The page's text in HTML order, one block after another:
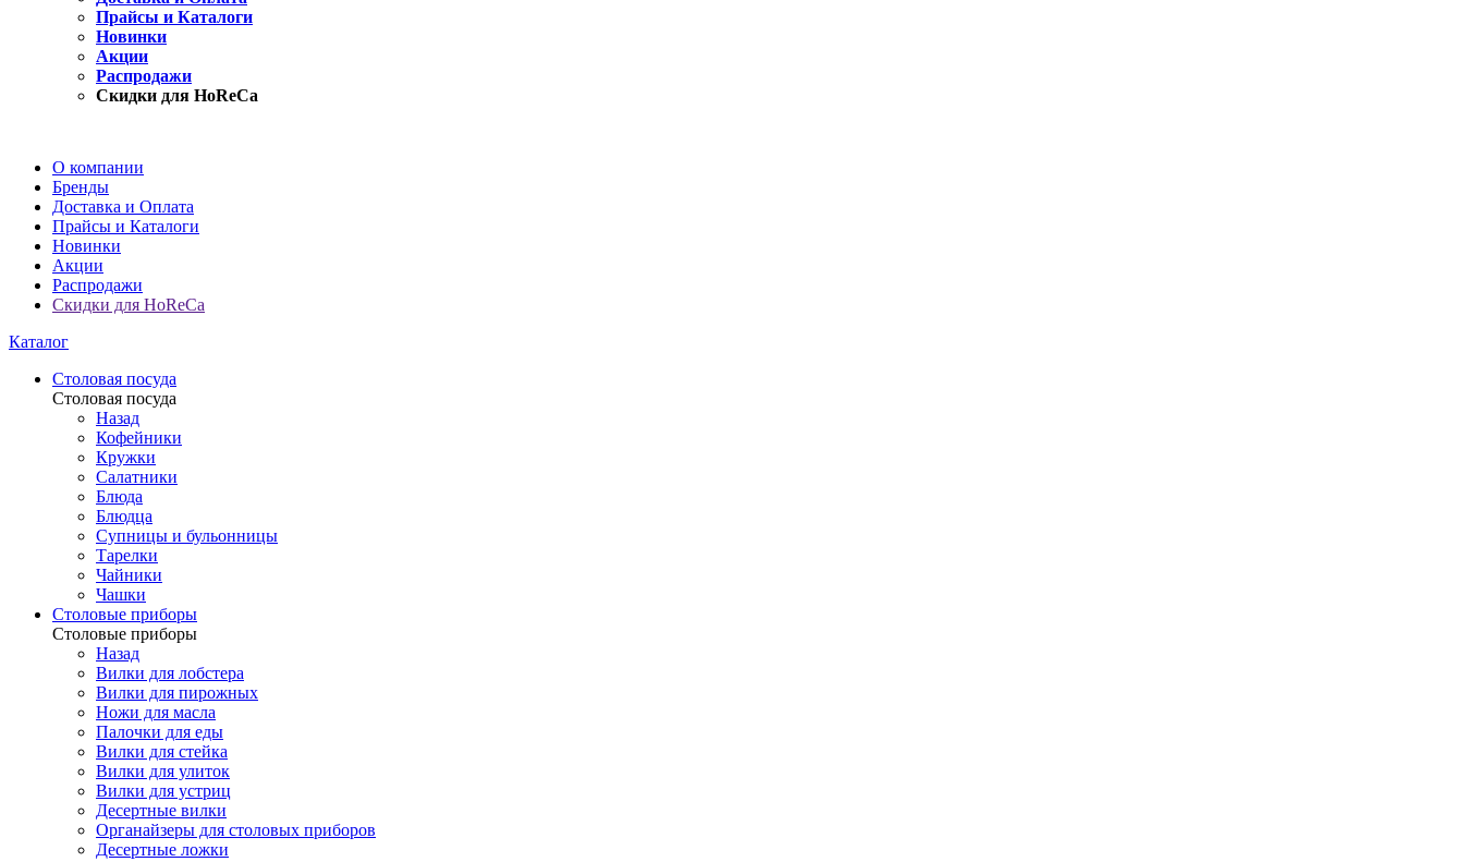
Прайсы и Каталоги
Новинки
Акции
Распродажи
Скидки для HoReCa
О компании
Бренды
Доставка и Оплата
Прайсы и Каталоги
Новинки
Акции
Распродажи
Скидки для HoReCa
Каталог
Столовая посуда
Столовая посуда
Назад
Кофейники
Кружки
Салатники
Блюда
Блюдца
Супницы и бульонницы
Тарелки
Чайники
Чашки
Cтоловые приборы
Cтоловые приборы
Назад
Вилки для лобстера
Вилки для пирожных
Ножи для масла
Палочки для еды
Вилки для стейка
Вилки для улиток
Вилки для устриц
Десертные вилки
Органайзеры для столовых приборов
Десертные ложки